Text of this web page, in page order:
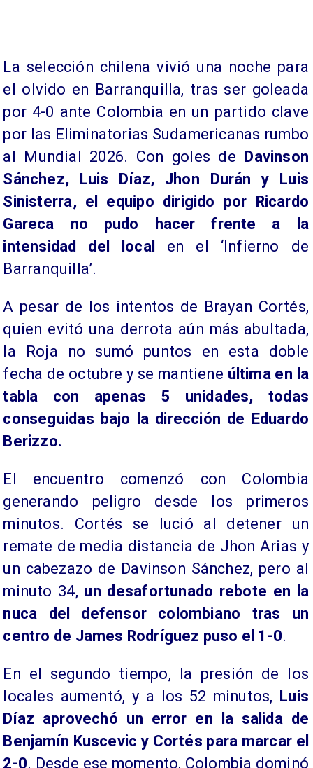
La selección chilena vivió una noche para
el olvido en Barranquilla, tras ser goleada
por 4-0 ante Colombia en un partido clave
por las Eliminatorias Sudamericanas rumbo
al Mundial 2026. Con goles de Davinson
Sánchez, Luis Díaz, Jhon Durán y Luis
Sinisterra, el equipo dirigido por Ricardo
Gareca no pudo hacer frente a la
intensidad del local en el ‘Infierno de
Barranquilla’.
A pesar de los intentos de Brayan Cortés,
quien evitó una derrota aún más abultada,
la Roja no sumó puntos en esta doble
fecha de octubre y se mantiene última en la
tabla con apenas 5 unidades, todas
conseguidas bajo la dirección de Eduardo
Berizzo.
El encuentro comenzó con Colombia
generando peligro desde los primeros
minutos. Cortés se lució al detener un
remate de media distancia de Jhon Arias y
un cabezazo de Davinson Sánchez, pero al
minuto 34, un desafortunado rebote en la
nuca del defensor colombiano tras un
centro de James Rodríguez puso el 1-0.
En el segundo tiempo, la presión de los
locales aumentó, y a los 52 minutos, Luis
Díaz aprovechó un error en la salida de
Benjamín Kuscevic y Cortés para marcar el
2-0. Desde ese momento, Colombia dominó